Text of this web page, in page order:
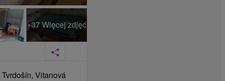
+37 Więcej zdjęć
Vitanová